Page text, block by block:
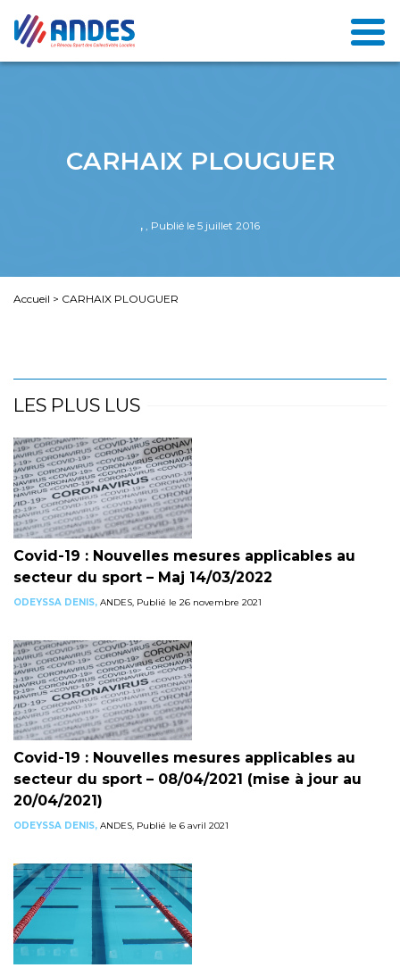
CARHAIX PLOUGUER
, , Publié le 5 juillet 2016
Accueil > CARHAIX PLOUGUER
LES PLUS LUS
Covid-19 : Nouvelles mesures applicables au
secteur du sport – Maj 14/03/2022
ODEYSSA DENIS, ANDES, Publié le 26 novembre 2021
Covid-19 : Nouvelles mesures applicables au
secteur du sport – 08/04/2021 (mise à jour au
20/04/2021)
ODEYSSA DENIS, ANDES, Publié le 6 avril 2021